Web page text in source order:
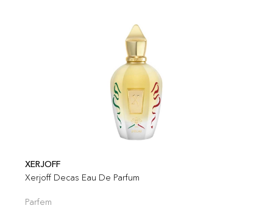
XERJOFF
Xerjoff Decas Eau De Parfum
Parfem